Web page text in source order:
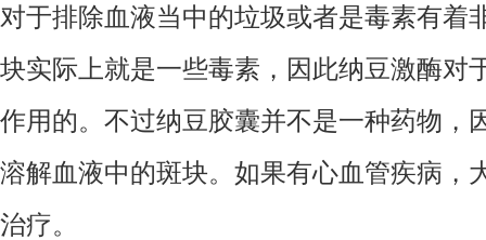
对于排除血液当中的垃圾或者是毒素有着
块实际上就是一些毒素，因此纳豆激酶对
作用的。不过纳豆胶囊并不是一种药物，
溶解血液中的斑块。如果有心血管疾病，
治疗。